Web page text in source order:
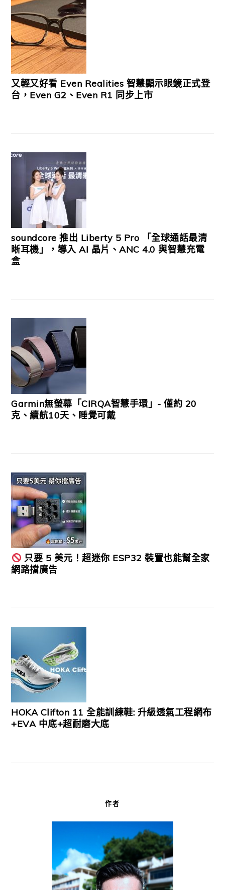
又輕又好看 Even Realities 智慧顯示眼鏡正式登
台，Even G2、Even R1 同步上市
soundcore 推出 Liberty 5 Pro 「全球通話最清
晰耳機」，導入 AI 晶片、ANC 4.0 與智慧充電
盒
Garmin無螢幕「CIRQA智慧手環」- 僅約 20
克、續航10天、睡覺可戴
只要 5 美元！超迷你 ESP32 裝置也能幫全家
網路擋廣告
HOKA Clifton 11 全能訓練鞋: 升級透氣工程網布
+EVA 中底+超耐磨大底
作者